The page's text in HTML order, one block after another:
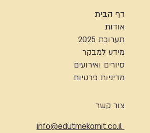
דף הבית
אודות
תערוכת 2025
מידע למבקר
סיורים ואירועים
מדיניות פרטיות
צור קשר
info@edutmekomit.co.il